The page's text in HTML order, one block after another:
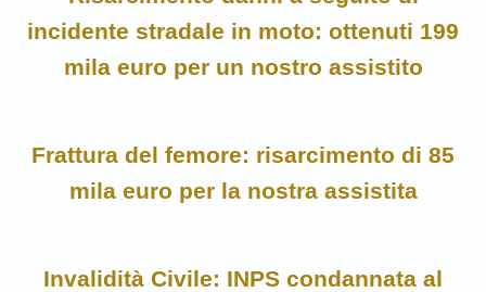
incidente stradale in moto: ottenuti 199
mila euro per un nostro assistito
Frattura del femore: risarcimento di 85
mila euro per la nostra assistita
Invalidità Civile: INPS condannata al